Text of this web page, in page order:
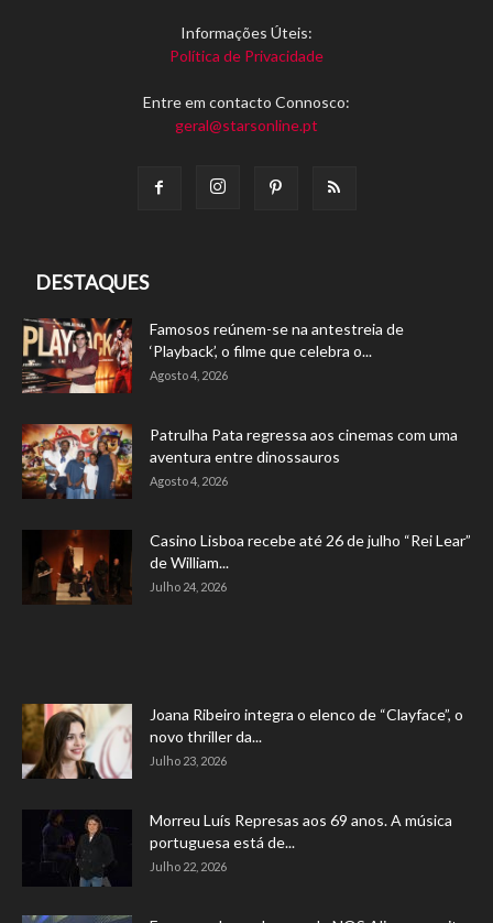
Informações Úteis:
Política de Privacidade
Entre em contacto Connosco:
geral@starsonline.pt
DESTAQUES
Famosos reúnem-se na antestreia de
‘Playback’, o filme que celebra o...
Agosto 4, 2026
Patrulha Pata regressa aos cinemas com uma
aventura entre dinossauros
Agosto 4, 2026
Casino Lisboa recebe até 26 de julho “Rei Lear”
de William...
Julho 24, 2026
Joana Ribeiro integra o elenco de “Clayface”, o
novo thriller da...
Julho 23, 2026
Morreu Luís Represas aos 69 anos. A música
portuguesa está de...
Julho 22, 2026